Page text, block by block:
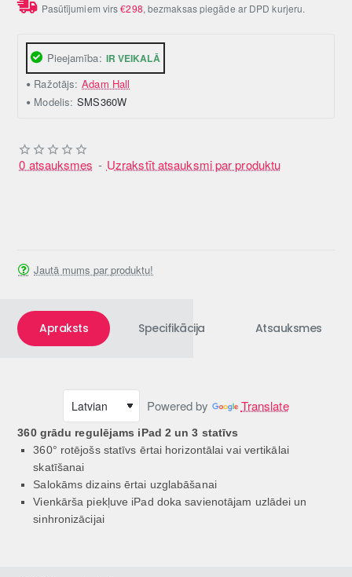
Pieejamība: IR VEIKALĀ
Ražotājs: Adam Hall
Modelis: SMS360W
0 atsauksmes - Uzrakstīt atsauksmi par produktu
Pasūtījumiem virs€298, bezmaksas piegāde ar DPD kurjeru.
Jautā mums par produktu!
Apraksts Specifikācija Atsauksmes
Powered by Translate
360 grādu regulējams iPad 2 un 3 statīvs
360° rotējošs statīvs ērtai horizontālai vai vertikālai
skatīšanai
Salokāms dizains ērtai uzglabāšanai
Vienkārša piekļuve iPad doka savienotājam uzlādei un
sinhronizācijai